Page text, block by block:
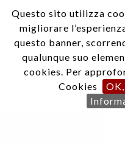
Questo sito utilizza
migliorare
questo banner,
qualunque suo
cookies. Per
Cookies